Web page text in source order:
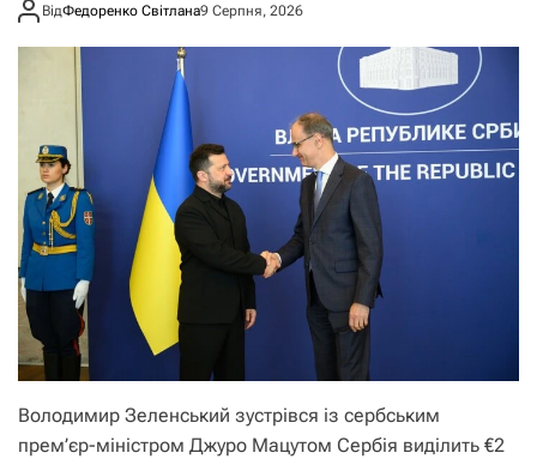
ВідФедоренко Світлана9 Серпня, 2026
Володимир Зеленський зустрівся із сербським
прем’єр-міністром Джуро Мацутом Сербія виділить €2